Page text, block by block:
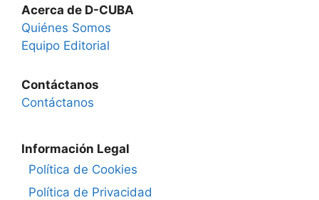
Acerca de D-CUBA
Quiénes Somos
Equipo Editorial
Contáctanos
Contáctanos
Información Legal
Política de Cookies
Política de Privacidad